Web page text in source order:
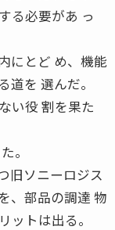
る必要があ っ
にとど め、機能
を 選んだ。
い役 割を果た
。
旧ソニーロジス
、部品の調達 物
ットは出る。